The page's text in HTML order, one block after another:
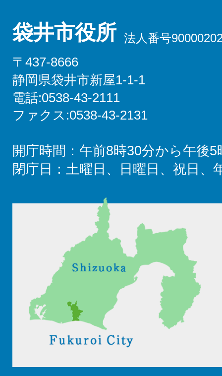
袋井市役所 法人番号
〒437-8666
静岡県袋井市新屋1-1-1
電話:0538-43-2111
ファクス:0538-43-2131
開庁時間：午前8時30分から午後5
閉庁日：土曜日、日曜日、祝日、